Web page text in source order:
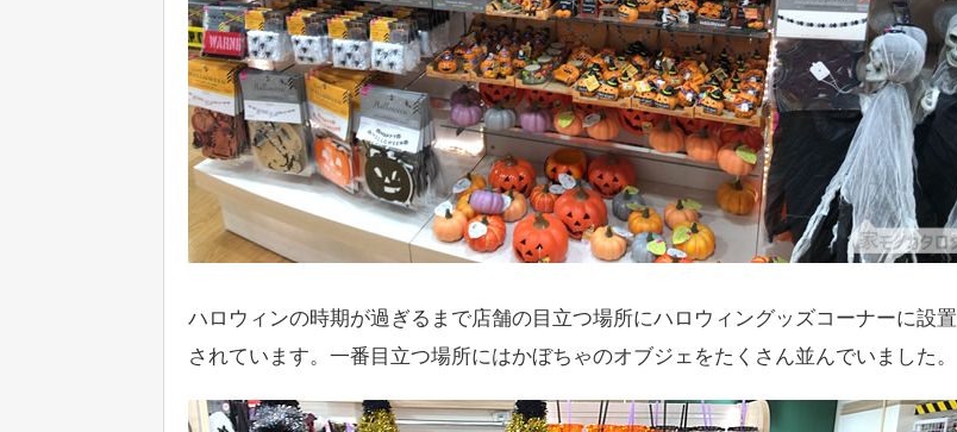
ハロウィンの時期が過ぎるまで店舗の目立つ場所にハロウィングッズコーナーに設置
されています。一番目立つ場所にはかぼちゃのオブジェをたくさん並んでいました。